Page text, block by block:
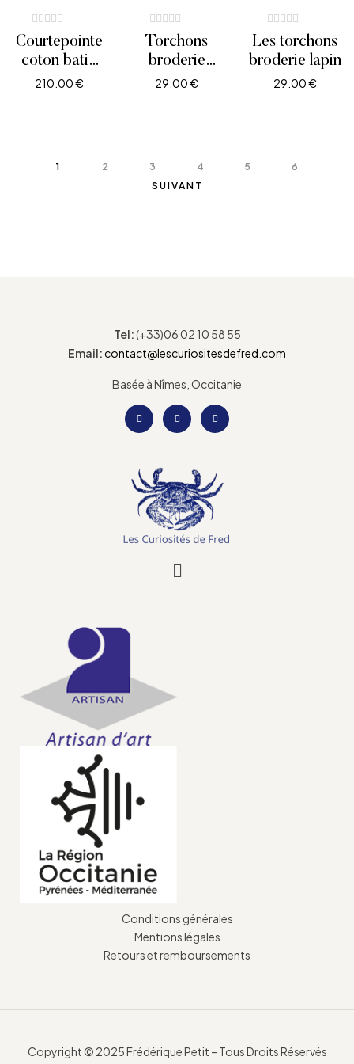
Courtepointe
coton batik
fleurs sur fond
210.00€
Torchons
broderie
lièvre.
29.00€
Les torchons
broderie lapin
29.00€
1 2 3 4 5
6
SUIVANT
Tel:(+33)06 02 10 58 55
Email:contact@lescuriositesdefred.com
Basée à Nîmes, Occitanie
Conditions générales
Mentions légales
Retours et remboursements
Copyright © 2025 Frédérique Petit – Tous Droits Réservés